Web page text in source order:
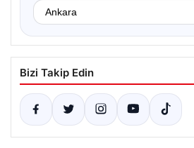
Bizi Takip Edin